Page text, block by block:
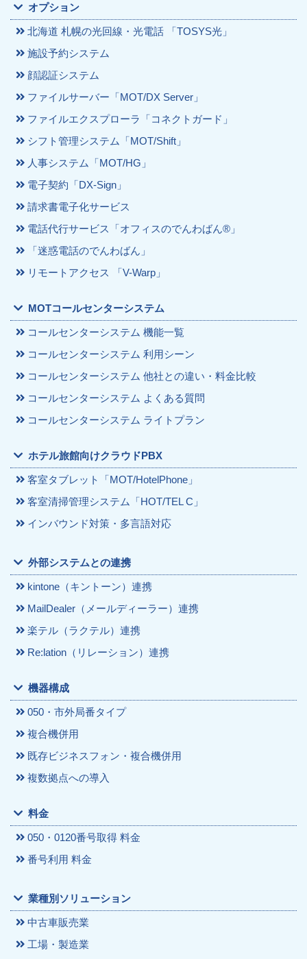
オプション
北海道 札幌の光回線・光電話 「TOSYS光」
施設予約システム
顔認証システム
ファイルサーバー「MOT/DX Server」
ファイルエクスプローラ「コネクトガード」
シフト管理システム「MOT/Shift」
人事システム「MOT/HG」
電子契約「DX-Sign」
請求書電子化サービス
電話代行サービス「オフィスのでんわばん®」
「迷惑電話のでんわばん」
リモートアクセス 「V-Warp」
MOTコールセンターシステム
コールセンターシステム 機能一覧
コールセンターシステム 利用シーン
コールセンターシステム 他社との違い・料金比較
コールセンターシステム よくある質問
コールセンターシステム ライトプラン
ホテル旅館向けクラウドPBX
客室タブレット「MOT/HotelPhone」
客室清掃管理システム「HOT/TEL C」
インバウンド対策・多言語対応
外部システムとの連携
kintone（キントーン）連携
MailDealer（メールディーラー）連携
楽テル（ラクテル）連携
Re:lation（リレーション）連携
機器構成
050・市外局番タイプ
複合機併用
既存ビジネスフォン・複合機併用
複数拠点への導入
料金
050・0120番号取得 料金
番号利用 料金
業種別ソリューション
中古車販売業
工場・製造業